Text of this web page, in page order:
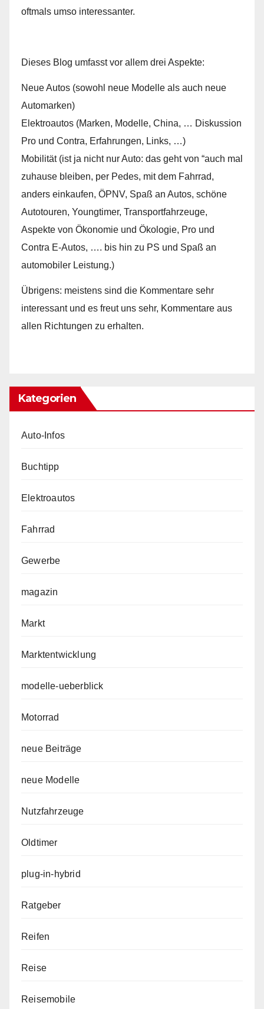
oftmals umso interessanter.
Dieses Blog umfasst vor allem drei Aspekte:
Neue Autos (sowohl neue Modelle als auch neue
Automarken)
Elektroautos (Marken, Modelle, China, … Diskussion
Pro und Contra, Erfahrungen, Links, …)
Mobilität (ist ja nicht nur Auto: das geht von “auch mal
zuhause bleiben, per Pedes, mit dem Fahrrad,
anders einkaufen, ÖPNV, Spaß an Autos, schöne
Autotouren, Youngtimer, Transportfahrzeuge,
Aspekte von Ökonomie und Ökologie, Pro und
Contra E-Autos, …. bis hin zu PS und Spaß an
automobiler Leistung.)
Übrigens: meistens sind die Kommentare sehr
interessant und es freut uns sehr, Kommentare aus
allen Richtungen zu erhalten.
Kategorien
Auto-Infos
Buchtipp
Elektroautos
Fahrrad
Gewerbe
magazin
Markt
Marktentwicklung
modelle-ueberblick
Motorrad
neue Beiträge
neue Modelle
Nutzfahrzeuge
Oldtimer
plug-in-hybrid
Ratgeber
Reifen
Reise
Reisemobile